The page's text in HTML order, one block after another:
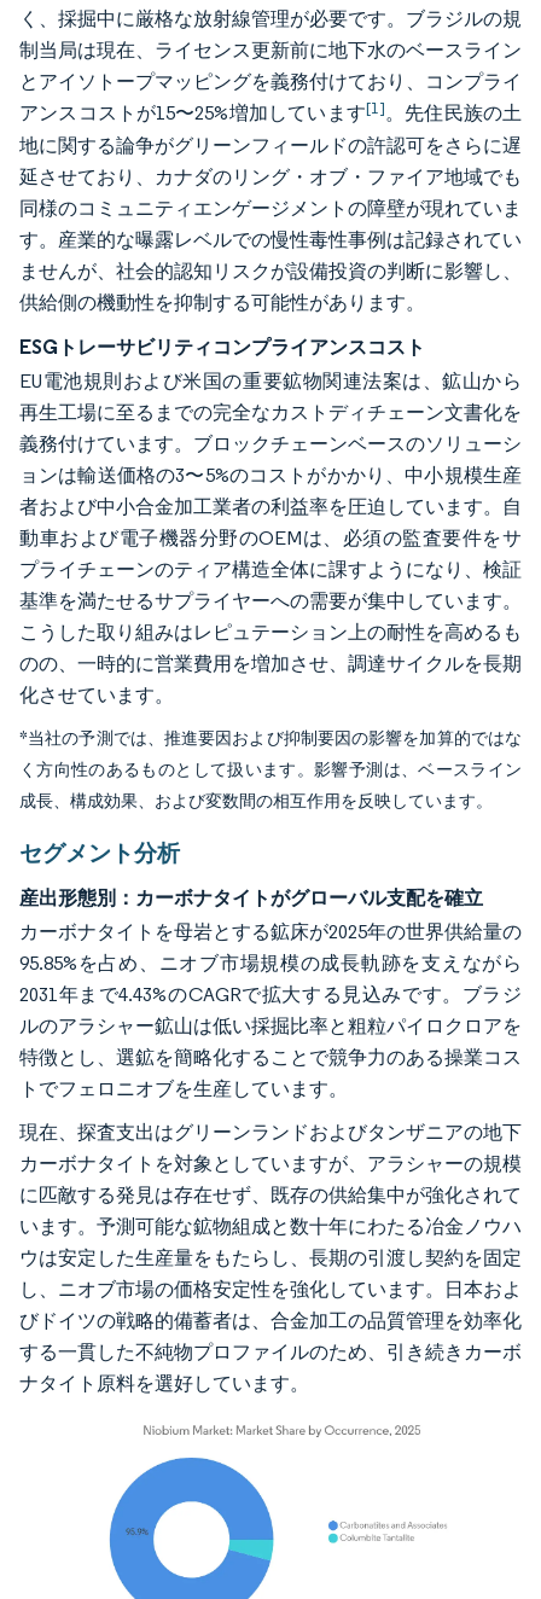
く、採掘中に厳格な放射線管理が必要です。ブラジルの規
制当局は現在、ライセンス更新前に地下水のベースライン
とアイソトープマッピングを義務付けており、コンプライ
アンスコストが15〜25%増加しています[1]。先住民族の土
地に関する論争がグリーンフィールドの許認可をさらに遅
延させており、カナダのリング・オブ・ファイア地域でも
同様のコミュニティエンゲージメントの障壁が現れていま
す。産業的な曝露レベルでの慢性毒性事例は記録されてい
ませんが、社会的認知リスクが設備投資の判断に影響し、
供給側の機動性を抑制する可能性があります。
ESGトレーサビリティコンプライアンスコスト
EU電池規則および米国の重要鉱物関連法案は、鉱山から
再生工場に至るまでの完全なカストディチェーン文書化を
義務付けています。ブロックチェーンベースのソリューシ
ョンは輸送価格の3〜5%のコストがかかり、中小規模生産
者および中小合金加工業者の利益率を圧迫しています。自
動車および電子機器分野のOEMは、必須の監査要件をサ
プライチェーンのティア構造全体に課すようになり、検証
基準を満たせるサプライヤーへの需要が集中しています。
こうした取り組みはレピュテーション上の耐性を高めるも
のの、一時的に営業費用を増加させ、調達サイクルを長期
化させています。
*当社の予測では、推進要因および抑制要因の影響を加算的ではな
く方向性のあるものとして扱います。影響予測は、ベースライン
成長、構成効果、および変数間の相互作用を反映しています。
セグメント分析
産出形態別：カーボナタイトがグローバル支配を確立
カーボナタイトを母岩とする鉱床が2025年の世界供給量の
95.85%を占め、ニオブ市場規模の成長軌跡を支えながら
2031年まで4.43%のCAGRで拡大する見込みです。ブラジ
ルのアラシャー鉱山は低い採掘比率と粗粒パイロクロアを
特徴とし、選鉱を簡略化することで競争力のある操業コス
トでフェロニオブを生産しています。
現在、探査支出はグリーンランドおよびタンザニアの地下
カーボナタイトを対象としていますが、アラシャーの規模
に匹敵する発見は存在せず、既存の供給集中が強化されて
います。予測可能な鉱物組成と数十年にわたる冶金ノウハ
ウは安定した生産量をもたらし、長期の引渡し契約を固定
し、ニオブ市場の価格安定性を強化しています。日本およ
びドイツの戦略的備蓄者は、合金加工の品質管理を効率化
する一貫した不純物プロファイルのため、引き続きカーボ
ナタイト原料を選好しています。